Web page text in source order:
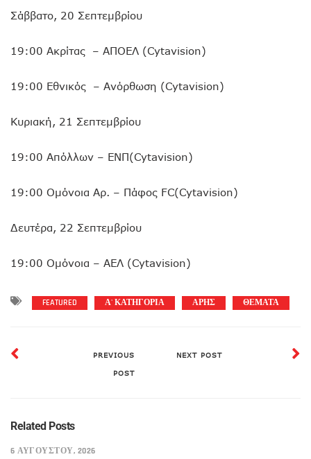
Σάββατο, 20 Σεπτεμβρίου
19:00 Ακρίτας – ΑΠΟΕΛ (Cytavision)
19:00 Εθνικός – Ανόρθωση (Cytavision)
Κυριακή, 21 Σεπτεμβρίου
19:00 Απόλλων – ΕΝΠ(Cytavision)
19:00 Ομόνοια Αρ. – Πάφος FC(Cytavision)
Δευτέρα, 22 Σεπτεμβρίου
19:00 Ομόνοια – ΑΕΛ (Cytavision)
FEATURED Α' ΚΑΤΗΓΟΡΙΑ ΑΡΗΣ ΘΕΜΑΤΑ
PREVIOUS
POST
NEXT POST
Related Posts
6 ΑΥΓΟΎΣΤΟΥ, 2026